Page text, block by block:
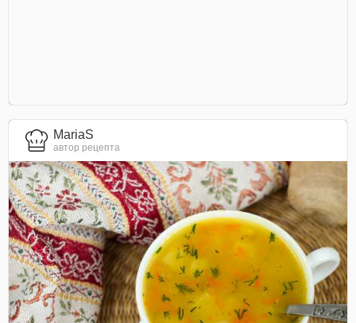
MariaS
автор рецепта